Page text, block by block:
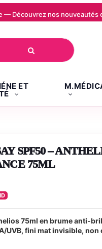
— Découvrez nos
ET
SPF50 –
75ML
75ml en brume anti-
UVB, fini mat invisible, non